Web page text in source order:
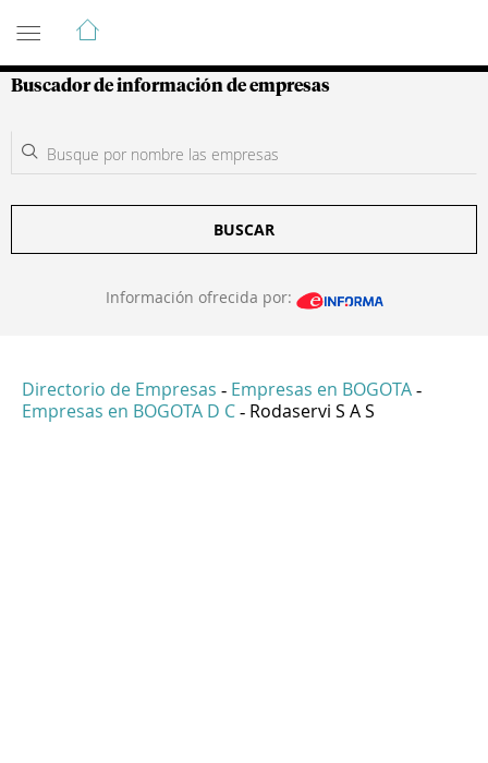
Guía de Empresas Colombianas
Buscador de información de empresas
BUSCAR
Información ofrecida por:
Directorio de Empresas - Empresas en BOGOTA -
Empresas en BOGOTA D C - Rodaservi S A S